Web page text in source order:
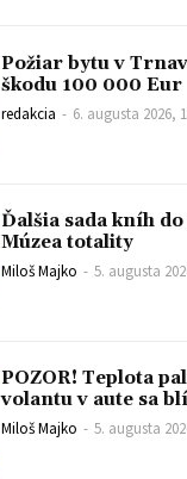
Požiar bytu v
škodu 100 000 Eur
redakcia - 6. augusta 2026,
Ďalšia sada kníh
Múzea totality
Miloš Majko - 5. augusta
POZOR! Teplota
volantu v aute sa
Miloš Majko - 5. augusta